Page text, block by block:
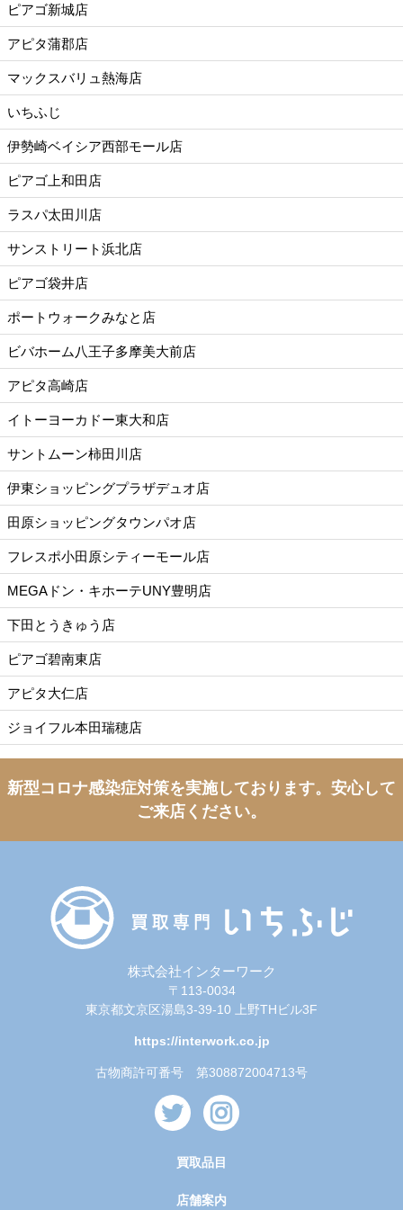
ピアゴ新城店
アピタ蒲郡店
マックスバリュ熱海店
いちふじ
伊勢崎ベイシア西部モール店
ピアゴ上和田店
ラスパ太田川店
サンストリート浜北店
ピアゴ袋井店
ポートウォークみなと店
ビバホーム八王子多摩美大前店
アピタ高崎店
イトーヨーカドー東大和店
サントムーン柿田川店
伊東ショッピングプラザデュオ店
田原ショッピングタウンパオ店
フレスポ小田原シティーモール店
MEGAドン・キホーテUNY豊明店
下田とうきゅう店
ピアゴ碧南東店
アピタ大仁店
ジョイフル本田瑞穂店
新型コロナ感染症対策を実施しております。 安心して
ご来店ください。
株式会社インターワーク
〒113-0034
東京都文京区湯島3-39-10 上野THビル3F
https://interwork.co.jp
古物商許可番号 第308872004713号
買取品目
店舗案内